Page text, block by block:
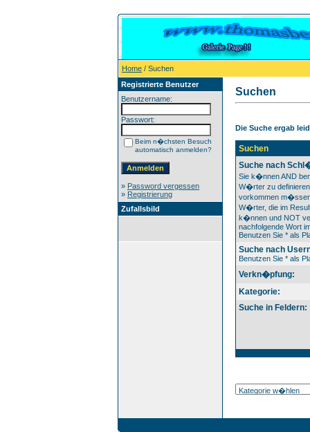
Home / Suchen
Registrierte Benutzer
Benutzername:
Passwort:
Beim n�chsten Besuch
automatisch anmelden?
» Password vergessen
» Registrierung
Zufallsbild
Suchen
Die Suche ergab
Suchen
Suche nach
Sie k�nnen AND
W�rter zu
vorkommen
W�rter, die im
k�nnen und NOT
nachfolgende Wort
Benutzen Sie * als
Suche nach
Benutzen Sie * als
Verkn�pfung:
Kategorie:
Suche in Feldern: